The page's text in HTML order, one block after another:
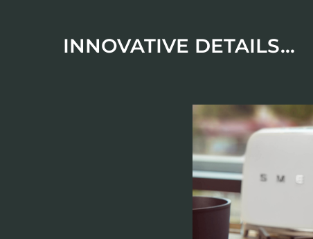
INNOVATIVE DETAILS...